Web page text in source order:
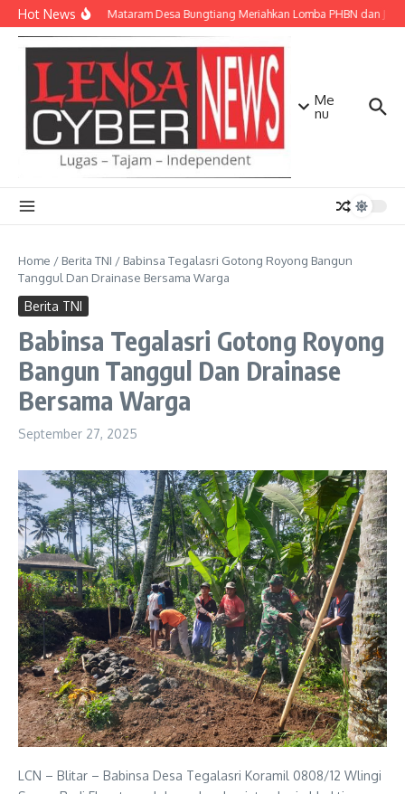
Lewati ke konten
Hot NewsKKP UIN Mataram Desa Bungtiang Meriahkan Lomba PHBN dan Jalan
Me
nu
Home / Berita TNI / Babinsa Tegalasri Gotong Royong Bangun
Tanggul Dan Drainase Bersama Warga
Berita TNI
Babinsa Tegalasri Gotong Royong
Bangun Tanggul Dan Drainase
Bersama Warga
September 27, 2025
LCN – Blitar – Babinsa Desa Tegalasri Koramil 0808/12 Wlingi